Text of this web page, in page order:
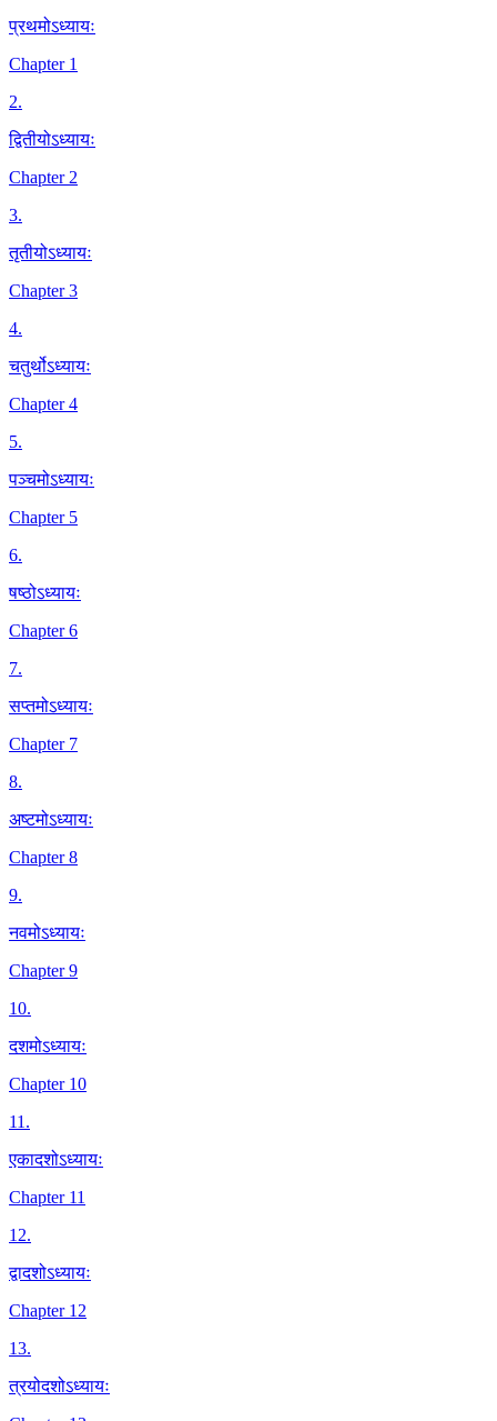
प्रथमोऽध्यायः
Chapter 1
2.
द्वितीयोऽध्यायः
Chapter 2
3.
तृतीयोऽध्यायः
Chapter 3
4.
चतुर्थोऽध्यायः
Chapter 4
5.
पञ्चमोऽध्यायः
Chapter 5
6.
षष्ठोऽध्यायः
Chapter 6
7.
सप्तमोऽध्यायः
Chapter 7
8.
अष्टमोऽध्यायः
Chapter 8
9.
नवमोऽध्यायः
Chapter 9
10.
दशमोऽध्यायः
Chapter 10
11.
एकादशोऽध्यायः
Chapter 11
12.
द्वादशोऽध्यायः
Chapter 12
13.
त्रयोदशोऽध्यायः